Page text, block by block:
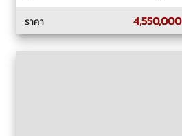
ราคา
4,550,000